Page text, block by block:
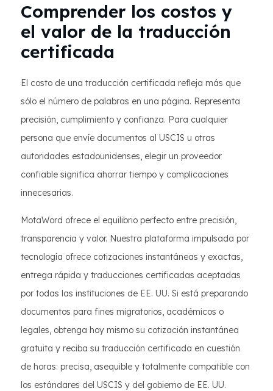
Comprender los costos y
el valor de la traducción
certificada
El costo de una traducción certificada refleja más que
sólo el número de palabras en una página. Representa
precisión, cumplimiento y confianza. Para cualquier
persona que envíe documentos al USCIS u otras
autoridades estadounidenses, elegir un proveedor
confiable significa ahorrar tiempo y complicaciones
innecesarias.
MotaWord ofrece el equilibrio perfecto entre precisión,
transparencia y valor. Nuestra plataforma impulsada por
tecnología ofrece cotizaciones instantáneas y exactas,
entrega rápida y traducciones certificadas aceptadas
por todas las instituciones de EE. UU. Si está preparando
documentos para fines migratorios, académicos o
legales, obtenga hoy mismo su cotización instantánea
gratuita y reciba su traducción certificada en cuestión
de horas: precisa, asequible y totalmente compatible con
los estándares del USCIS y del gobierno de EE. UU.